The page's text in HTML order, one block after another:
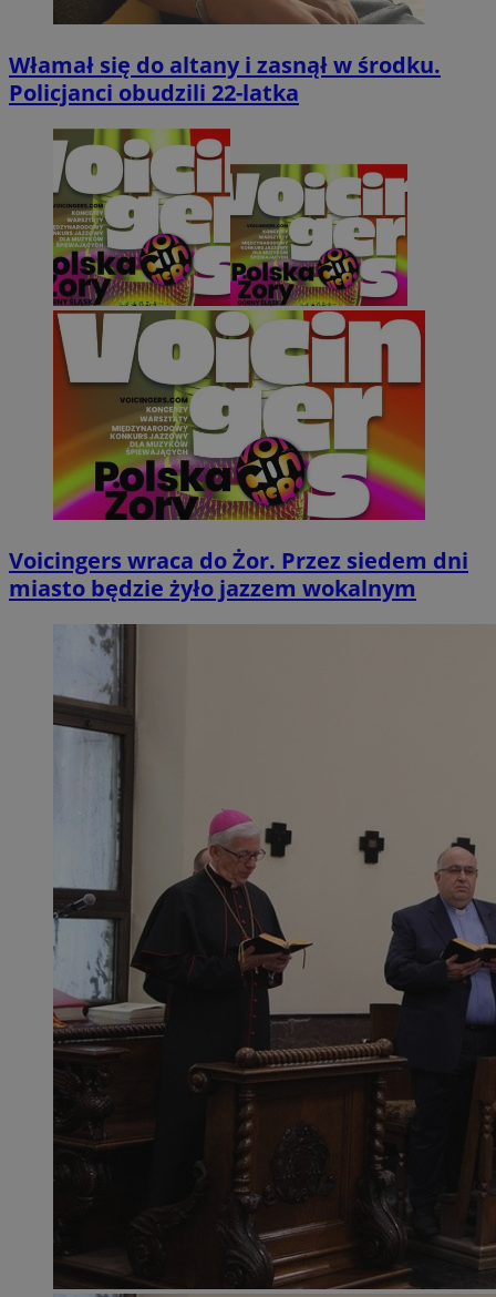
Włamał się do altany i zasnął w środku.
Policjanci obudzili 22-latka
Voicingers wraca do Żor. Przez siedem dni
miasto będzie żyło jazzem wokalnym